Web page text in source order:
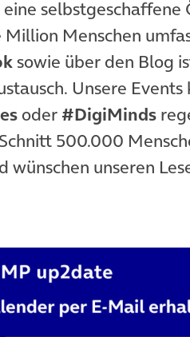
eine
Million Menschen
sowie über den Blog
Unsere
oder#DigiMinds
500.000
wünschen unseren